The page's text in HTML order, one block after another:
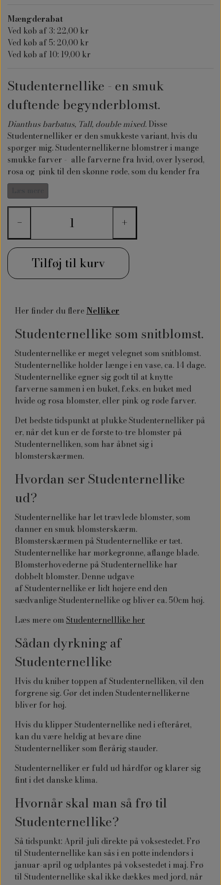
Mængderabat
Ved køb af 3: 22,00 kr
Ved køb af 5: 20,00 kr
Ved køb af 10: 19,00 kr
Studenternellike - en smuk
duftende begynderblomst.
Dianthus barbatus, Tall, double mixed. Disse
Studenternelliker er den smukkeste variant, hvis du
spørger mig. Studenternellikerne blomstrer i mange
smukke farver - alle farverne fra hvid, over lyserød,
rosa og pink til den skønne røde, som du kender fra
studenterhuerne.
− +
Tilføj til kurv
Her finder du flere Nelliker
Studenternellike som snitblomst.
Studenternellike er meget velegnet som snitblomst.
Studenternellike holder længe i en vase, ca. 14 dage.
Studenternellike egner sig godt til at knytte
farverne sammen i en buket, f.eks. en buket med
hvide og rosa blomster, eller pink og røde farver.
Det bedste tidspunkt at plukke Studenternelliker på
er, når det kun er de første to-tre blomster på
Studenternelliken, som har åbnet sig i
blomsterskærmen.
Hvordan ser Studenternellike
ud?
Studenternellike har let trævlede blomster, som
danner en smuk blomsterskærm.
Blomsterskærmen på Studenternellike er tæt.
Studenternellike har mørkegrønne, aflange blade.
Blomsterhovederne på Studenternellike har
dobbelt blomster. Denne udgave
afStudenternellike er lidt højere end den
sædvanlige Studenternellike og bliver ca. 50cm høj.
Læs mere om Studenternelllike her
Sådan dyrkning af
Studenternellike
Hvis du kniber toppen af Studenternelliken, vil den
forgrene sig. Gør det inden Studenternellikerne
bliver for høj.
Hvis du klipper Studenternellike ned i efteråret,
kan du være heldig at bevare dine
Studenternelliker som flerårig stauder.
Studenternelliker er fuld ud hårdfør og klarer sig
fint i det danske klima.
Hvornår skal man så frø til
Studenternellike?
Så tidspunkt: April-juli direkte på voksestedet. Frø
til Studenternellike kan sås i en potte indendørs i
januar-april og udplantes på voksestedet i maj. Frø
til Studenternellike skal ikke dækkes med jord, når